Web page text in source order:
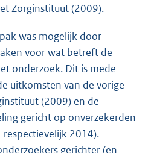
Zorginstituut (2009).
was mogelijk door
voor wat betreft de
onderzoek. Dit is mede
uitkomsten van de vorige
(2009) en de
gericht op onverzekerden
2014).
gerichter (en